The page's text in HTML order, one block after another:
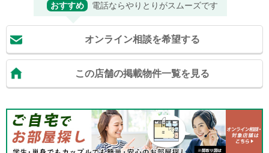
園大学・白梅短期大学・文化学園大学など多くの学校が点在して
れます。 お部屋探しの際は、経験豊富なスタッフがお部屋のこ
とをはじめ、街やオーナー様のこと、新生活をはじめられる上で
アドバイスなどなど幅広くご相談にのらさせていただきますので
お気軽にお問い合わせ下さい。 また新型コロナウィルス対策で
店内飛沫ガードや消毒液の設置そしてご案内の車両に除菌スプレ
来店のお客様に少しでも安心して頂けましたらと思っておりま
す。
おすすめ 電話ならやりとりがスムーズです
オンライン相談を希望する
この店舗の掲載物件一覧を見る